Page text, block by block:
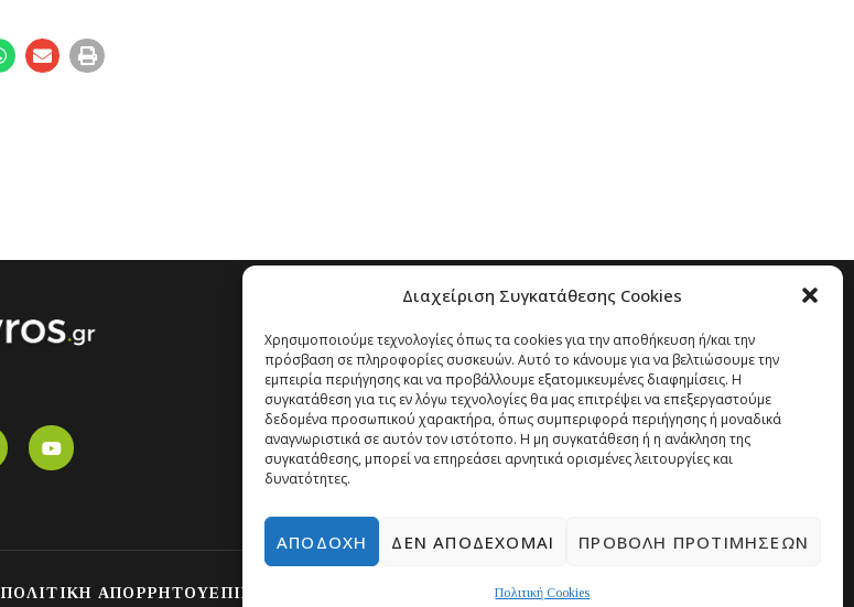
Διαχείριση Συγκατάθεσης Cookies
Χρησιμοποιούμε τεχνολογίες όπως τα cookies για την αποθήκευση ή/και την
πρόσβαση σε πληροφορίες συσκευών. Αυτό το κάνουμε για να βελτιώσουμε την
εμπειρία περιήγησης και να προβάλλουμε εξατομικευμένες διαφημίσεις. Η
συγκατάθεση για τις εν λόγω τεχνολογίες θα μας επιτρέψει να επεξεργαστούμε
δεδομένα προσωπικού χαρακτήρα, όπως συμπεριφορά περιήγησης ή μοναδικά
αναγνωριστικά σε αυτόν τον ιστότοπο. Η μη συγκατάθεση ή η ανάκληση της
συγκατάθεσης, μπορεί να επηρεάσει αρνητικά ορισμένες λειτουργίες και
δυνατότητες.
ΑΠΟΔΟΧΉ ΔΕΝ ΑΠΟΔΈΧΟΜΑΙ ΠΡΟΒΟΛΉ ΠΡΟΤΙΜΉΣΕΩΝ
Πολιτική Cookies
ΠΟΛΙΤΙΚΗ ΑΠΟΡΡΗΤΟΥΕΠΙΚΟΙΝΩΝΙΑ